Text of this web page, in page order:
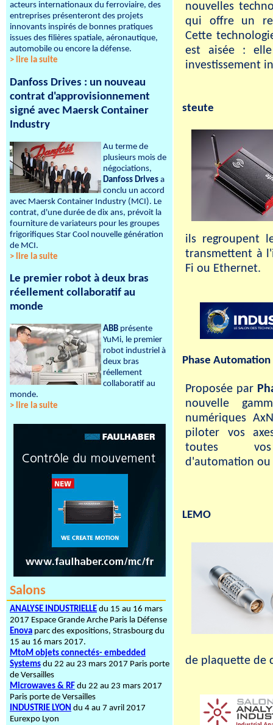
acteurs internationaux du ferroviaire, des
entreprises présenteront des projets
innovants inspirés de bonnes pratiques
issues des filières spatiale, aéronautique,
automobile ou encore la défense.
> lire la suite
Danfoss Drives : un nouveau
contrat d'approvisionnement
signé avec Maersk Container
Industry
Au terme de
plusieurs mois de
négociations,
Danfoss Drives a
conclu un accord
avec Maersk Container Industry (MCI). Le
contrat, d'une durée de dix ans, prévoit la
fourniture de variateurs pour les groupes
frigorifiques Star Cool nouvelle génération
de MCI.
> lire la suite
Le premier robot à deux bras
réellement collaboratif au
monde
ABB présente
YuMi, le premier
robot industriel à
deux bras
réellement
collaboratif au
monde.
> lire la suite
Salons
ANALYSE INDUSTRIELLE du 15 au 16 mars
2017 Espace Grande Arche Paris la Défense
Enova parc des expositions, Strasbourg du
15 au 16 mars 2017.
MtoM objets connectés- embedded
Systems du 22 au 23 mars 2017 Paris porte
de Versailles
Microwaves & RF du 22 au 23 mars 2017
Paris porte de Versailles
INDUSTRIE LYON du 4 au 7 avril 2017
Eurexpo Lyon
nouvelles
qui offre un
Cette
est aisée :
investissement
steute
ils regroupent
transmettent à
Fi ou Ethernet.
Phase Automation
Proposée par
nouvelle
numériques
piloter vos
toutes vos
d'automation ou
LEMO
de plaquette de